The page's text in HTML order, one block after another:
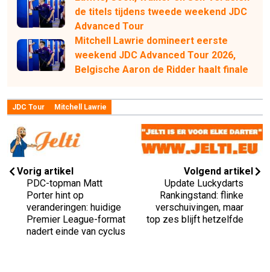
de titels tijdens tweede weekend JDC
Advanced Tour
Mitchell Lawrie domineert eerste
weekend JDC Advanced Tour 2026,
Belgische Aaron de Ridder haalt finale
JDC Tour Mitchell Lawrie
Vorig artikel
PDC-topman Matt
Porter hint op
veranderingen: huidige
Premier League-format
nadert einde van cyclus
Volgend artikel
Update Luckydarts
Rankingstand: flinke
verschuivingen, maar
top zes blijft hetzelfde